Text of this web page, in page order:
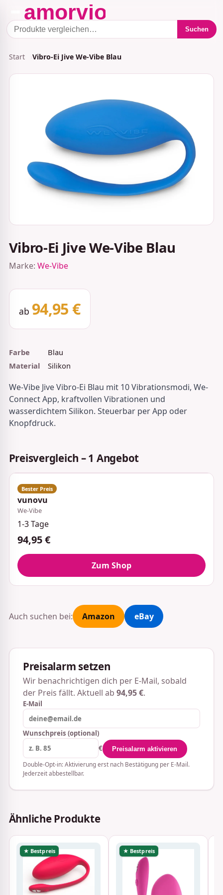
Suchen
Start Vibro-Ei Jive We-Vibe Blau
Vibro-Ei Jive We-Vibe Blau
Marke: We-Vibe
ab 94,95 €
Farbe
Blau
Material
Silikon
We-Vibe Jive Vibro-Ei Blau mit 10 Vibrationsmodi, We-
Connect App, kraftvollen Vibrationen und
wasserdichtem Silikon. Steuerbar per App oder
Knopfdruck.
Preisvergleich – 1 Angebot
vunovu
We-Vibe
1-3 Tage
94,95 €
Zum Shop
Auch suchen bei: Amazon eBay
Preisalarm setzen
Wir benachrichtigen dich per E-Mail, sobald
der Preis fällt. Aktuell ab 94,95 €.
E-Mail
Wunschpreis (optional)
€
Preisalarm aktivieren
Double-Opt-in: Aktivierung erst nach Bestätigung per E-Mail.
Jederzeit abbestellbar.
Ähnliche Produkte
★ Bestpreis ★ Bestpreis